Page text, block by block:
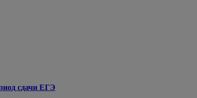
сдачи ЕГЭ